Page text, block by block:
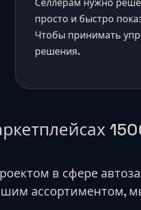
просто и быстро
Чтобы принимать
решения.
в сфере
ассортиментом,